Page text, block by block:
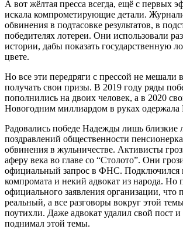
А вот жёлтая пресса всегда, ещё с первых
искала компрометирующие детали.
обвинения в подтасовке результатов, в
победителях лотереи. Они использовали
истории, дабы показать государственную
цвете.
Но все эти передряги с прессой не мешали
получать свои призы. В 2019 году ряды
пополнились на двоих человек, а в 2020
Новогодним миллиардом в руках
Радовались победе Надежды лишь близкие
поздравлений общественности
обвинения в жульничестве. Активисты
аферу века во главе со “Столото”. Они
официальный запрос в ФНС. Подключился
компромата и некий адвокат из народа. Но
официального заявления организации, что
реальный, а все разговоры вокруг этой
поутихли. Даже адвокат удалил свой пост
поднимал этой темы.